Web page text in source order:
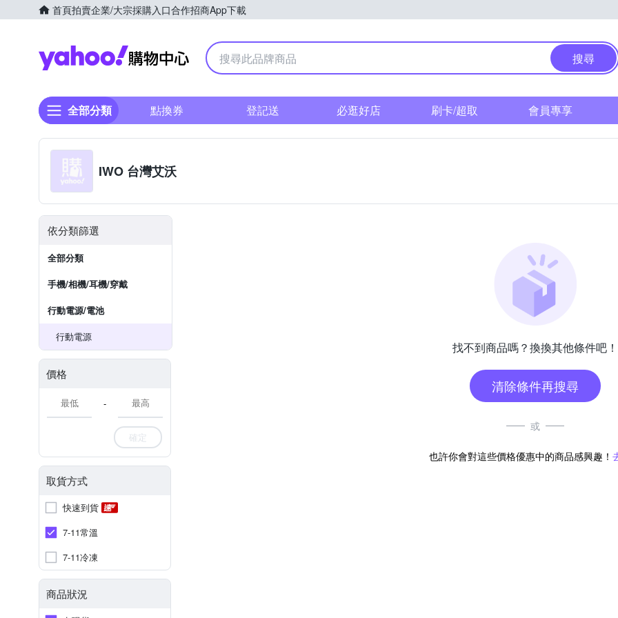
首頁拍賣企業/大宗採購入口合作招商App下載
Yahoo購物中心
搜尋
全部分類 點換券 登記送 必逛好店 刷卡/超取 會員專享
IWO 台灣艾沃
依分類篩選
全部分類
手機/相機/耳機/穿戴
行動電源/電池
行動電源
價格
-
確定
取貨方式
快速到貨
7-11常溫
7-11冷凍
商品狀況
找不到商品嗎？換換其他條件吧！
清除條件再搜尋
或
也許你會對這些價格優惠中的商品感興趣！